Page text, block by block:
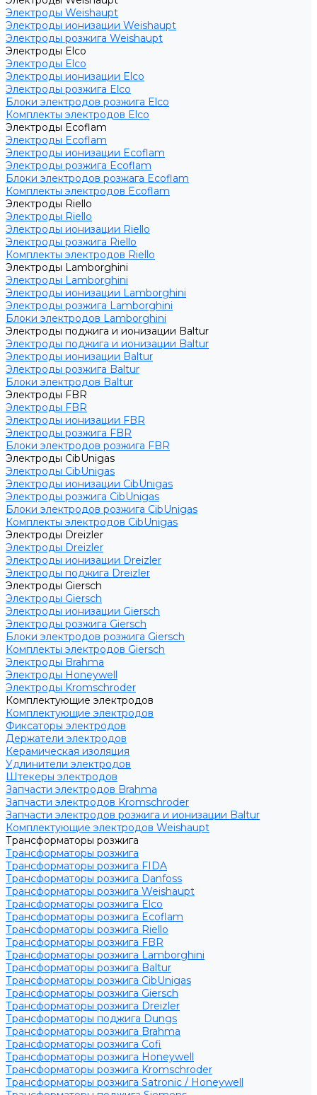
Электроды Weishaupt
Электроды ионизации Weishaupt
Электроды розжига Weishaupt
Электроды Elco
Электроды Elco
Электроды ионизации Elco
Электроды розжига Elco
Блоки электродов розжига Elco
Комплекты электродов Elco
Электроды Ecoflam
Электроды Ecoflam
Электроды ионизации Ecoflam
Электроды розжига Ecoflam
Блоки электродов розжага Ecoflam
Комплекты электродов Ecoflam
Электроды Riello
Электроды Riello
Электроды ионизации Riello
Электроды розжига Riello
Комплекты электродов Riello
Электроды Lamborghini
Электроды Lamborghini
Электроды ионизации Lamborghini
Электроды розжига Lamborghini
Блоки электродов Lamborghini
Электроды поджига и ионизации Baltur
Электроды поджига и ионизации Baltur
Электроды ионизации Baltur
Электроды розжига Baltur
Блоки электродов Baltur
Электроды FBR
Электроды FBR
Электроды ионизации FBR
Электроды розжига FBR
Блоки электродов розжига FBR
Электроды CibUnigas
Электроды CibUnigas
Электроды ионизации CibUnigas
Электроды розжига CibUnigas
Блоки электродов розжига CibUnigas
Комплекты электродов CibUnigas
Электроды Dreizler
Электроды Dreizler
Электроды ионизации Dreizler
Электроды поджига Dreizler
Электроды Giersch
Электроды Giersch
Электроды ионизации Giersch
Электроды розжига Giersch
Блоки электродов розжига Giersch
Комплекты электродов Giersch
Электроды Brahma
Электроды Honeywell
Электроды Kromschroder
Комплектующие электродов
Комплектующие электродов
Фиксаторы электродов
Держатели электродов
Керамическая изоляция
Удлинители электродов
Штекеры электродов
Запчасти электродов Brahma
Запчасти электродов Kromschroder
Запчасти электродов розжига и ионизации Baltur
Комплектующие электродов Weishaupt
Трансформаторы розжига
Трансформаторы розжига
Трансформаторы розжига FIDA
Трансформаторы розжига Danfoss
Трансформаторы розжига Weishaupt
Трансформаторы розжига Elco
Трансформаторы розжига Ecoflam
Трансформаторы розжига Riello
Трансформаторы розжига FBR
Трансформаторы розжига Lamborghini
Трансформаторы розжига Baltur
Трансформаторы розжига CibUnigas
Трансформаторы розжига Giersch
Трансформаторы розжига Dreizler
Трансформаторы поджига Dungs
Трансформаторы розжига Brahma
Трансформаторы розжига Cofi
Трансформаторы розжига Honeywell
Трансформаторы розжига Kromschroder
Трансформаторы розжига Satronic / Honeywell